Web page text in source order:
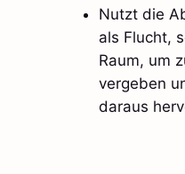
Nutzt die
als Flucht,
Raum, um
vergeben
daraus